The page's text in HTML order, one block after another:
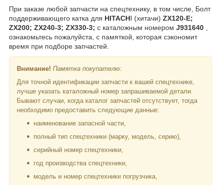
При заказе любой запчасти на спецтехнику, в том числе, Болт
поддерживающего катка для HITACHI (хитачи) ZX120-E;
ZX200; ZX240-3; ZX330-3; с каталожным номером J931640
ознакомьтесь пожалуйста, с памяткой, которая сэкономит
время при подборе запчастей.
Внимание! Памятка покупателю:
Для точной идентификации запчасти к вашей спецтехнике,
лучше указать каталожный номер запрашиваемой детали.
Бывают случаи, когда каталог запчастей отсутствует, тогда
необходимо предоставить следующие данные:
наименование запасной части,
полный тип спецтехники (марку, модель, серию),
серийный номер спецтехники,
год производства спецтехники,
модель и номер спецтехники погрузчика,